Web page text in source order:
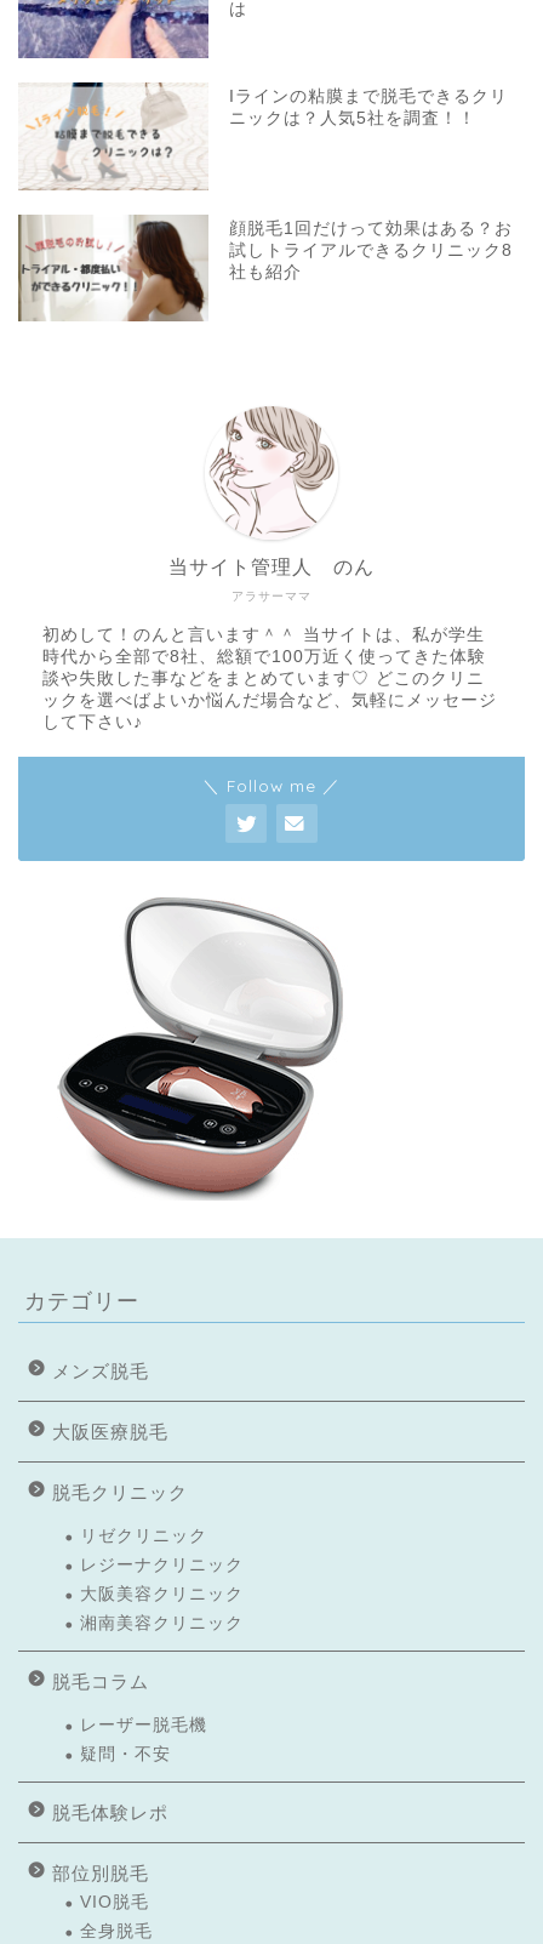
は
Iラインの粘膜まで脱毛できるクリ
ニックは？人気5社を調査！！
顔脱毛1回だけって効果はある？お
試しトライアルできるクリニック8
社も紹介
アラサーママ
当サイト管理人 のん
初めして！のんと言います＾＾ 当サイトは、私が学生
時代から全部で8社、総額で100万近く使ってきた体験
談や失敗した事などをまとめています♡ どこのクリニ
ックを選べばよいか悩んだ場合など、気軽にメッセージ
して下さい♪
＼ Follow me ／
カテゴリー
メンズ脱毛
大阪医療脱毛
脱毛クリニック
リゼクリニック
レジーナクリニック
大阪美容クリニック
湘南美容クリニック
脱毛コラム
レーザー脱毛機
疑問・不安
脱毛体験レポ
部位別脱毛
VIO脱毛
全身脱毛